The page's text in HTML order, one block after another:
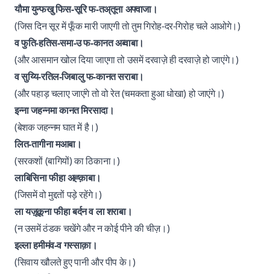
यौमा युन्फखु फिस-सूरि फ-तअ्तूना अफ्वाजा।
(जिस दिन सूर में फूँक मारी जाएगी तो तुम गिरोह-दर-गिरोह चले आओगे।)
व फुति-हतिस-समा-उ फ-कानत अब्वाबा।
(और आसमान खोल दिया जाएगा तो उसमें दरवाज़े ही दरवाज़े हो जाएंगे।)
व सुय्यि-रतिल-जिबालु फ-कानत सराबा।
(और पहाड़ चलाए जाएंगे तो वो रेत (चमकता हुआ धोखा) हो जाएंगे।)
इन्ना जहन्नमा कानत मिरसादा।
(बेशक जहन्नम घात में है।)
लित-तागीना मआबा।
(सरकशों (बागियों) का ठिकाना।)
लाबिसिना फीहा अह्क़ाबा।
(जिसमें वो मुद्दतों पड़े रहेंगे।)
ला यज़ूक़ूना फीहा बर्दन व ला शराबा।
(न उसमें ठंडक चखेंगे और न कोई पीने की चीज़।)
इल्ला हमीमंव-व गस्साक़ा।
(सिवाय खौलते हुए पानी और पीप के।)